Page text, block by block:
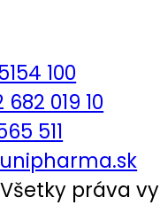
100
682 019 10
511
Všetky práva